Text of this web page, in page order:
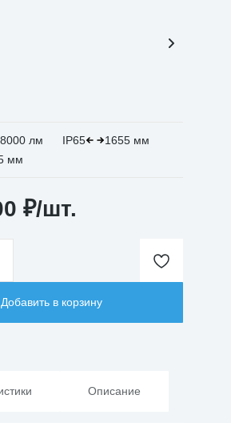
лм IP65
1655 мм
мм
₽/шт.
Добавить в корзину
Описание